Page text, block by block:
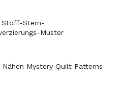
Stoff-Stern-
Muster
Nähen Mystery Quilt Patterns